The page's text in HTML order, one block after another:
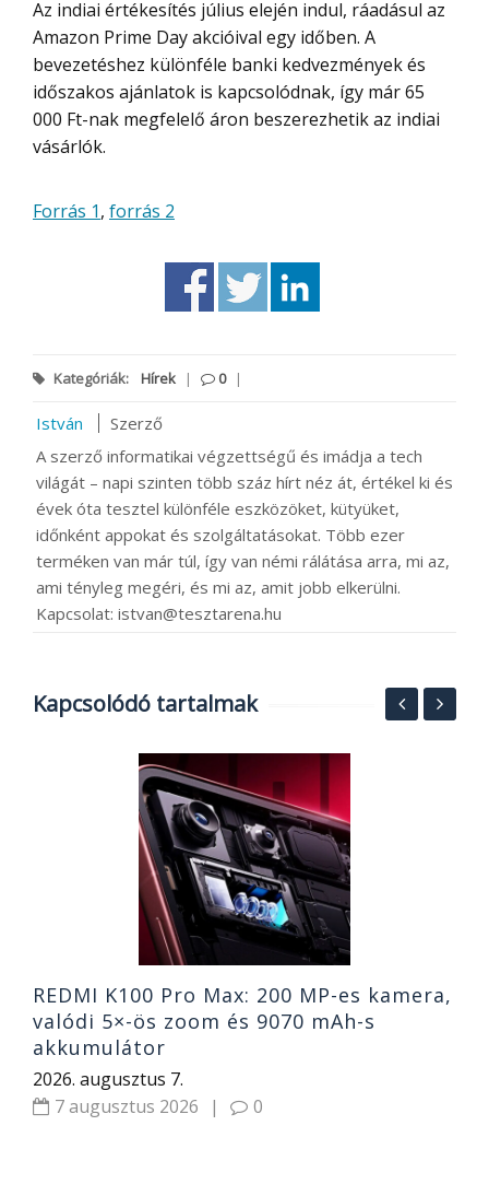
Az indiai értékesítés július elején indul, ráadásul az
Amazon Prime Day akcióival egy időben. A
bevezetéshez különféle banki kedvezmények és
időszakos ajánlatok is kapcsolódnak, így már 65
000 Ft-nak megfelelő áron beszerezhetik az indiai
vásárlók.
Forrás 1, forrás 2
Kategóriák: Hírek | 0 |
István
Szerző
A szerző informatikai végzettségű és imádja a tech
világát – napi szinten több száz hírt néz át, értékel ki és
évek óta tesztel különféle eszközöket, kütyüket,
időnként appokat és szolgáltatásokat. Több ezer
terméken van már túl, így van némi rálátása arra, mi az,
ami tényleg megéri, és mi az, amit jobb elkerülni.
Kapcsolat: istvan@tesztarena.hu
Kapcsolódó tartalmak
REDMI K100 Pro Max: 200 MP-es kamera,
valódi 5×-ös zoom és 9070 mAh-s
akkumulátor
2026. augusztus 7.
7 augusztus 2026
| 0